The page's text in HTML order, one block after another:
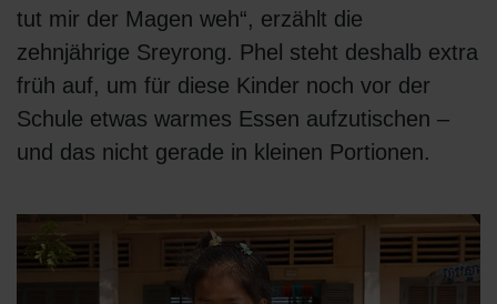
tut mir der Magen weh“, erzählt die
zehnjährige Sreyrong. Phel steht deshalb extra
früh auf, um für diese Kinder noch vor der
Schule etwas warmes Essen aufzutischen –
und das nicht gerade in kleinen Portionen.